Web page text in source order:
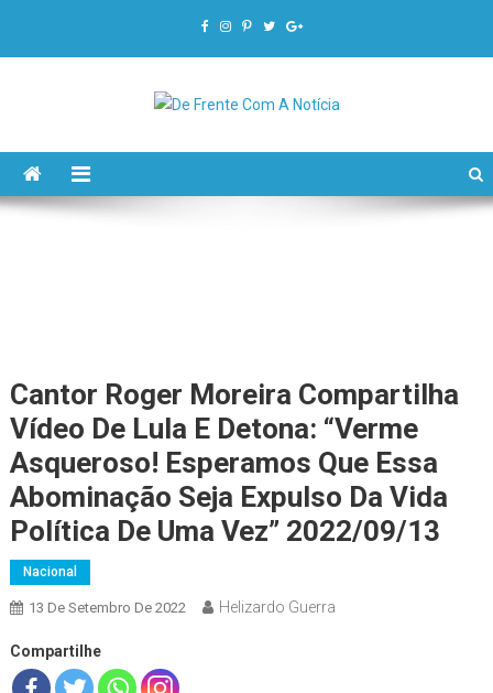
De Frente Com A Notícia
Cantor Roger Moreira Compartilha
Vídeo De Lula E Detona: “Verme
Asqueroso! Esperamos Que Essa
Abominação Seja Expulso Da Vida
Política De Uma Vez” 2022/09/13
Nacional
13 De Setembro De 2022 Helizardo Guerra
Compartilhe